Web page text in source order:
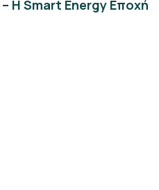
– Η Smart Energy Εποχή